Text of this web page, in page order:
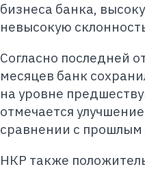
бизнеса банка,
невысокую
Согласно последней
месяцев банк
на уровне
отмечается
сравнении с прошлым
НКР также